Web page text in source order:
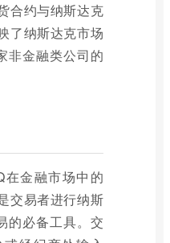
合约与纳斯达克
了纳斯达克市场
非金融类公司的
在金融市场中的
交易者进行纳斯
的必备工具。交